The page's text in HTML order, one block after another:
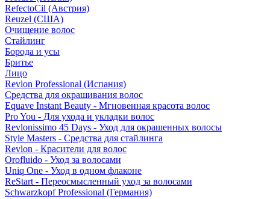
RefectoCil (Австрия)
Reuzel (США)
Очищение волос
Стайлинг
Борода и усы
Бритье
Лицо
Revlon Professional (Испания)
Средства для окрашивания волос
Equave Instant Beauty - Мгновенная красота волос
Pro You - Для ухода и укладки волос
Revlonissimo 45 Days - Уход для окрашенных волосы
Style Masters - Средства для стайлинга
Revlon - Красители для волос
Orofluido - Уход за волосами
Uniq One - Уход в одном флаконе
ReStart - Переосмысленный уход за волосами
Schwarzkopf Professional (Германия)